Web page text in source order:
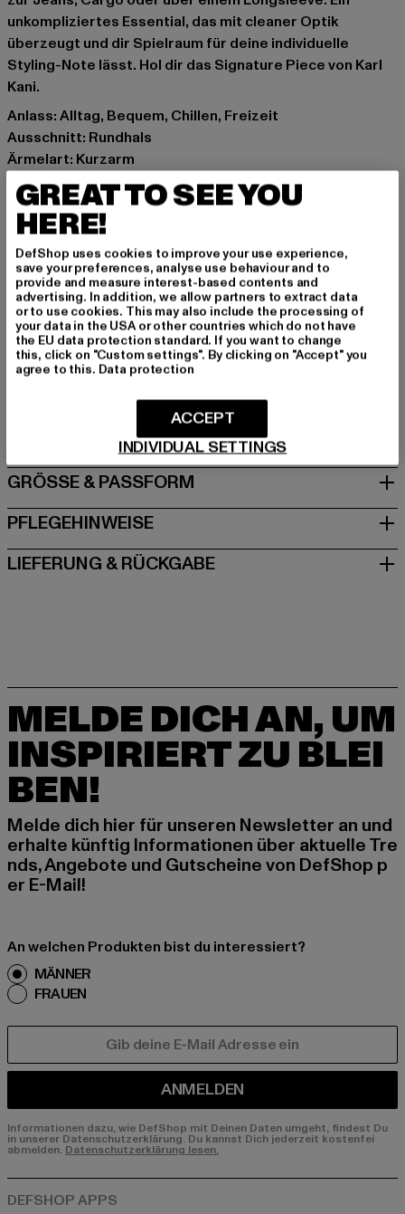
unkompliziertes Essential, das mit cleaner Optik
überzeugt und dir Spielraum für deine individuelle
Styling-Note lässt. Hol dir das Signature Piece von Karl
Kani.
Anlass: Alltag, Bequem, Chillen, Freizeit
Ausschnitt: Rundhals
Ärmelart: Kurzarm
Details: Logo-Stitch
Schnitt: Kastige Passform
Marke: Karl Kani
Kat.: T-Shirts
Farbe: beige
Hersteller Farbe: off white
Materialzusammensetzung: 100% Baumwolle
Art.Nr: 6037620-04359
Hersteller: Urban Styles Agency GmbH & Co. KG |
agentur@urbanstylesagency.com
Schanzenstraße 41 | 51063 Köln | DE
GRÖSSE & PASSFORM
PFLEGEHINWEISE
LIEFERUNG & RÜCKGABE
MELDE DICH AN, UM
INSPIRIERT ZU BLEI
BEN!
Melde dich hier für unseren Newsletter an und
erhalte künftig Informationen über aktuelle Tre
nds, Angebote und Gutscheine von DefShop p
er E-Mail!
An welchen Produkten bist du interessiert?
MÄNNER
FRAUEN
ANMELDEN
Informationen dazu, wie DefShop mit Deinen Daten umgeht, findest Du
in unserer Datenschutzerklärung. Du kannst Dich jederzeit kostenfei
abmelden. Datenschutzerklärung lesen.
GREAT TO SEE YOU
HERE!
DefShop uses cookies to improve your use experience,
save your preferences, analyse use behaviour and to
provide and measure interest-based contents and
advertising. In addition, we allow partners to extract data
or to use cookies. This may also include the processing of
your data in the USA or other countries which do not have
the EU data protection standard. If you want to change
this, click on "Custom settings". By clicking on "Accept" you
agree to this. Data protection
INDIVIDUAL SETTINGS
ACCEPT